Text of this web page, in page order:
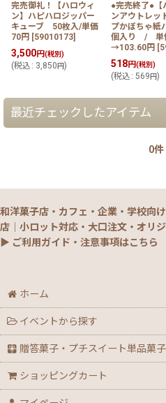
完売御礼！【ハロウィ
ン】ハピハロジッパー
キューブ 50枚入/単価
70円 [59010173]
3,500円(税別)
(税込 : 3,850 円)
●完売終了●【
ンアウトレッ
プかぼちゃ
個入り / 単
→103.60円 [
518円(税別)
(税込 : 569 円)
最近チェックしたアイテム
0件
和洋菓子店・カフェ・企業・学校向
店｜小ロット対応・大口注文・オリジ
▶ ご利用ガイド・注意事項はこちら
ホーム
イベントから探す
贈答菓子・プチスイート単品菓子
ショッピングカート